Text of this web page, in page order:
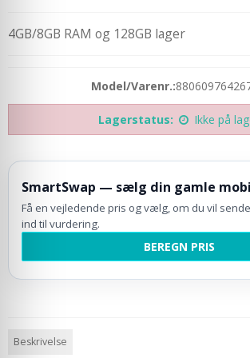
4GB/8GB RAM og 128GB lager
Model/Varenr.:
Lagerstatus: Ikke på
SmartSwap — sælg din gamle
Få en vejledende pris og vælg, om du vil
ind til vurdering.
BEREGN PRIS
Beskrivelse